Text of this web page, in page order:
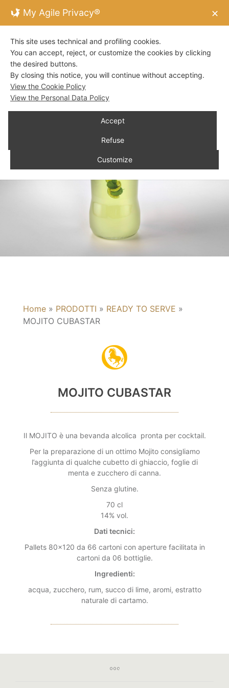
Home » PRODOTTI » READY TO SERVE »
MOJITO CUBASTAR
MOJITO CUBASTAR
Il MOJITO è una bevanda alcolica pronta per cocktail.
Per la preparazione di un ottimo Mojito consigliamo
l’aggiunta di qualche cubetto di ghiaccio, foglie di
menta e zucchero di canna.
Senza glutine.
70 cl
14% vol.
Dati tecnici:
Pallets 80×120 da 66 cartoni con aperture facilitata in
cartoni da 06 bottiglie.
Ingredienti:
acqua, zucchero, rum, succo di lime, aromi, estratto
naturale di cartamo.
My Agile Privacy® ✕
This site uses technical and profiling cookies.
You can accept, reject, or customize the cookies by clicking
the desired buttons.
By closing this notice, you will continue without accepting.
View the Cookie Policy
View the Personal Data Policy
Accept
Refuse
Customize